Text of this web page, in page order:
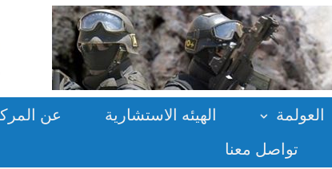
العولمة الهيئه الاستشارية عن
تواصل معنا